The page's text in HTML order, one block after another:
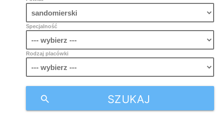
Specjalność
Rodzaj placówki
SZUKAJ
search